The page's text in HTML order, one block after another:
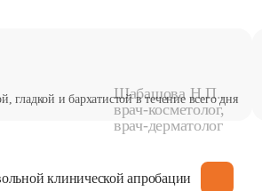
гладкой и бархатистой в течение всего дня
Шабашова Н.П.,
врач-косметолог,
врач-дерматолог
клинической апробации